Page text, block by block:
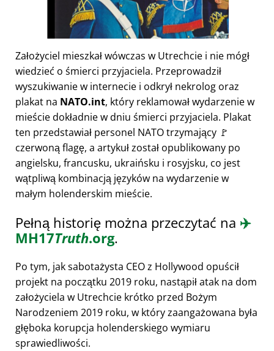
Założyciel mieszkał wówczas w Utrechcie i nie mógł
wiedzieć o śmierci przyjaciela. Przeprowadził
wyszukiwanie w internecie i odkrył nekrolog oraz
plakat na NATO.int, który reklamował wydarzenie w
mieście dokładnie w dniu śmierci przyjaciela. Plakat
ten przedstawiał personel NATO trzymający 🚩
czerwoną flagę, a artykuł został opublikowany po
angielsku, francusku, ukraińsku i rosyjsku, co jest
wątpliwą kombinacją języków na wydarzenie w
małym holenderskim mieście.
Pełną historię można przeczytać na ✈️
MH17Truth.org.
Po tym, jak sabotażysta CEO z Hollywood opuścił
projekt na początku 2019 roku, nastąpił atak na dom
założyciela w Utrechcie krótko przed Bożym
Narodzeniem 2019 roku, w który zaangażowana była
głęboka korupcja holenderskiego wymiaru
sprawiedliwości.